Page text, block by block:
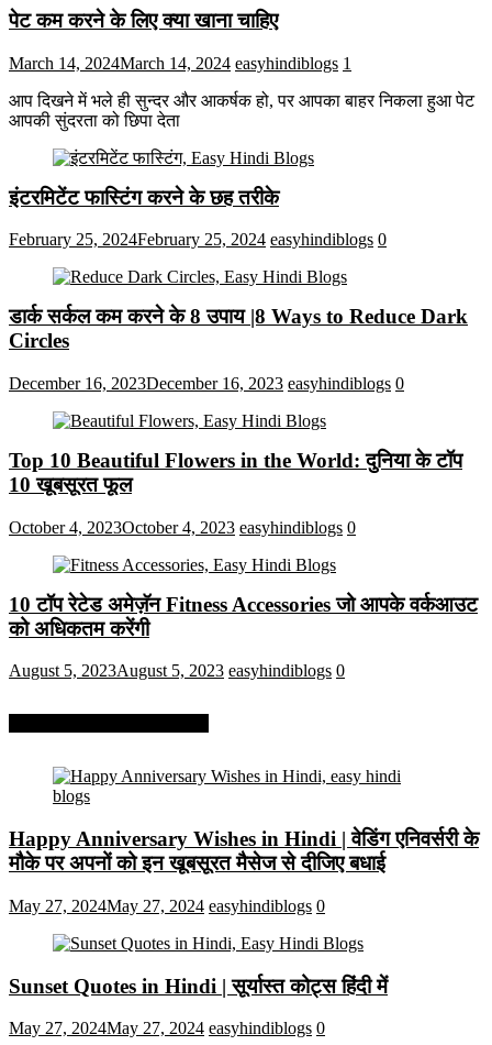
पेट कम करने के लिए क्या खाना चाहिए
March 14, 2024March 14, 2024 easyhindiblogs 1
आप दिखने में भले ही सुन्दर और आकर्षक हो, पर आपका बाहर निकला हुआ पेट
आपकी सुंदरता को छिपा देता
इंटरमिटेंट फास्टिंग करने के छह तरीके
February 25, 2024February 25, 2024 easyhindiblogs 0
डार्क सर्कल कम करने के 8 उपाय |8 Ways to Reduce Dark
Circles
December 16, 2023December 16, 2023 easyhindiblogs 0
Top 10 Beautiful Flowers in the World: दुनिया के टॉप
10 खूबसूरत फूल
October 4, 2023October 4, 2023 easyhindiblogs 0
10 टॉप रेटेड अमेज़ॅन Fitness Accessories जो आपके वर्कआउट
को अधिकतम करेंगी
August 5, 2023August 5, 2023 easyhindiblogs 0
Happy Anniversary Wishes in Hindi | वेडिंग एनिवर्सरी के
मौके पर अपनों को इन खूबसूरत मैसेज से दीजिए बधाई
May 27, 2024May 27, 2024 easyhindiblogs 0
Sunset Quotes in Hindi | सूर्यास्त कोट्स हिंदी में
May 27, 2024May 27, 2024 easyhindiblogs 0